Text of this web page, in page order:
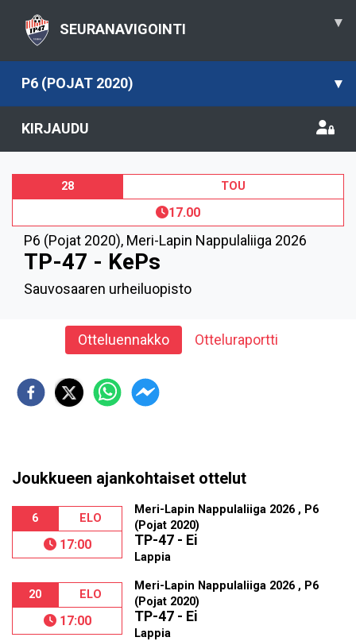
SEURANAVIGOINTI ▾
P6 (POJAT 2020) ▾
KIRJAUDU
28 TOU
17.00
P6 (Pojat 2020), Meri-Lapin Nappulaliiga 2026
TP-47 - KePs
Sauvosaaren urheiluopisto
Otteluennakko Otteluraportti
Joukkueen ajankohtaiset ottelut
6 ELO
17:00
Meri-Lapin Nappulaliiga 2026 , P6
(Pojat 2020)
TP-47 - Ei
Lappia
20 ELO
17:00
Meri-Lapin Nappulaliiga 2026 , P6
(Pojat 2020)
TP-47 - Ei
Lappia